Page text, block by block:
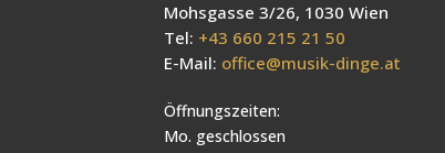
Mohsgasse 3/26, 1030 Wien
Tel: +43 660 215 21 50
E-Mail: office@musik-dinge.at
Öffnungszeiten:
Mo. geschlossen